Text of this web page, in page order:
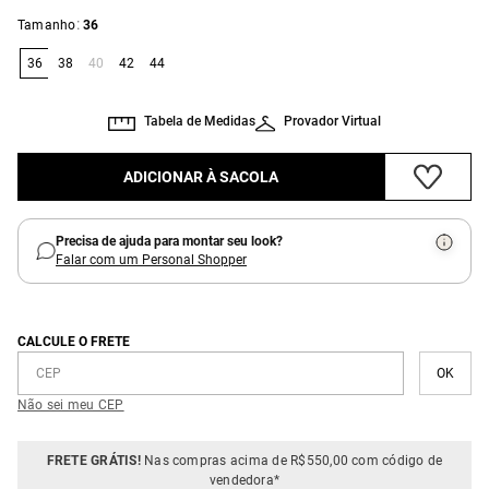
Tamanho: 36
36 38 40 42 44
Provador Virtual
Tabela de Medidas
ADICIONAR À SACOLA
Precisa de ajuda para montar seu look?
Falar com um Personal Shopper
CALCULE O FRETE
Não sei meu CEP
FRETE GRÁTIS!Nas compras acima de R$550,00 com código de
vendedora*